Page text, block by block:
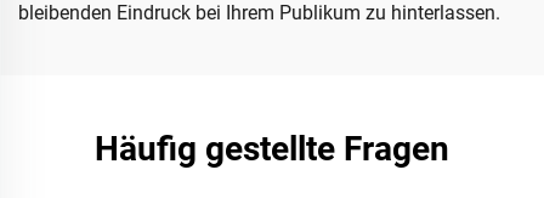
bleibenden Eindruck bei Ihrem Publikum zu hinterlassen.
Häufig gestellte Fragen